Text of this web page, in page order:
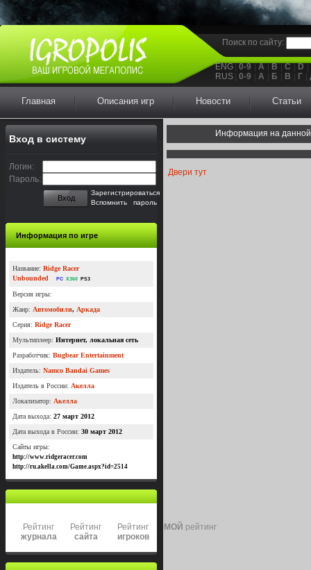
Поиск по сайту:
ENG 0-9 A B C
D
RUS 0-9 А Б В Г
Главная Описания игр Новости Статьи
Вход в систему
Логин:
Пароль:
Вход
Зарегистрироваться
Вспомнить пароль
Информация по игре
Название: Ridge Racer
Unbounded
PC X360 PS3
Версия игры:
Жанр: Автомобили, Аркада
Серия: Ridge Racer
Мультиплеер: Интернет, локальная сеть
Разработчик: Bugbear Entertainment
Издатель: Namco Bandai Games
Издатель в России: Акелла
Локализатор: Акелла
Дата выхода: 27 март 2012
Дата выхода в России: 30 март 2012
Сайты игры:
http://www.ridgeracer.com
http://ru.akella.com/Game.aspx?id=2514
Рейтинг
журнала
Рейтинг
сайта
Рейтинг
игроков
МОЙ рейтинг
Информация на
Двери тут